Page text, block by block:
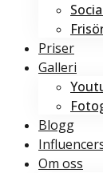
Priser
Galleri
Blogg
Om oss